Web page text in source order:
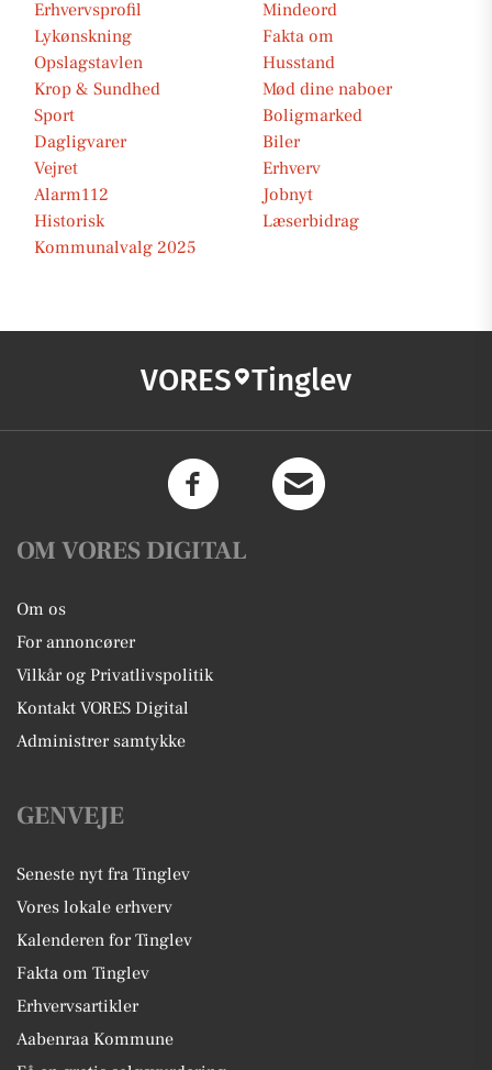
Erhvervsprofil
Mindeord
Lykønskning
Fakta om
Opslagstavlen
Husstand
Krop & Sundhed
Mød dine naboer
Sport
Boligmarked
Dagligvarer
Biler
Vejret
Erhverv
Alarm112
Jobnyt
Historisk
Læserbidrag
Kommunalvalg 2025
VORES Tinglev
OM VORES DIGITAL
Om os
For annoncører
Vilkår og Privatlivspolitik
Kontakt VORES Digital
Administrer samtykke
GENVEJE
Seneste nyt fra Tinglev
Vores lokale erhverv
Kalenderen for Tinglev
Fakta om Tinglev
Erhvervsartikler
Aabenraa Kommune